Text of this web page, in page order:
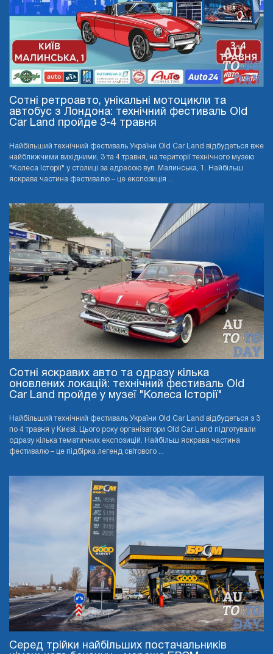
Сотні ретроавто, унікальні мотоцикли та
автобус з Лондона: технічний фестиваль Old
Car Land пройде 3-4 травня
Найбільший технічний фестиваль України Old Car Land відбудеться вже
найближчими вихідними, 3 та 4 травня, на території технічного музею
"Колеса Історії" у столиці за адресою вул. Малинська, 1. Найбільш
яскрава частина фестивалю – це експозиція ...
Сотні яскравих авто та одразу кілька
оновлених локацій: технічний фестиваль Old
Car Land пройде у музеї "Колеса Історії"
Найбільший технічний фестиваль України Old Car Land відбудеться з 3
по 4 травня у Києві. Цього року організатори Old Car Land підготували
одразу кілька тематичних експозицій. Найбільш яскрава частина
фестивалю – це підбірка легенд світового ...
Серед трійки найбільших постачальників